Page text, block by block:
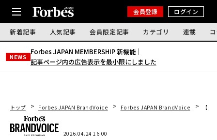
会員登録 ログイン
新着記事 人気記事 会員限定記事 カテゴリ 連載
NEWS
Forbes JAPAN MEMBERSHIP 新機能｜
記事ページ内の広告表示を最小限にしました
トップ Forbes JAPAN BrandVoice Forbes JAPAN BrandVoice 【5/
2026.04.24 16:00